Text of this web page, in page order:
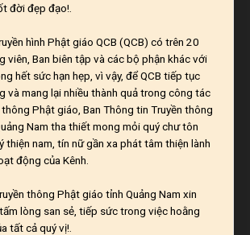
đời đẹp đạo!.
hình Phật giáo QCB (QCB) có trên 20
viên, Ban biên tập và các bộ phận khác với
hết sức hạn hẹp, vì vậy, để QCB tiếp tục
và mang lại nhiều thành quả trong công tác
Phật giáo, Ban Thông tin Truyền thông
Nam tha thiết mong mỏi quý chư tôn
thiện nam, tín nữ gần xa phát tâm thiện lành
động của Kênh.
thông Phật giáo tỉnh Quảng Nam xin
lòng san sẻ, tiếp sức trong việc hoằng
tất cả quý vị!.